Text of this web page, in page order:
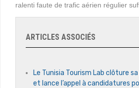
ralenti faute de trafic aérien régulier
ARTICLES ASSOCIÉS
Le Tunisia Tourism Lab clôture
et lance l’appel à candidatures